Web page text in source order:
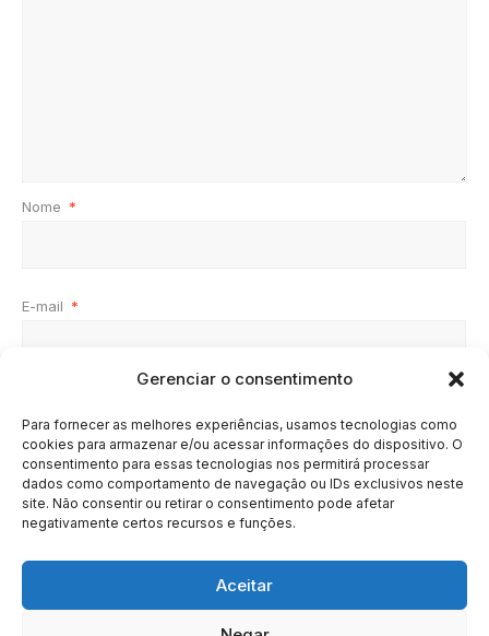
Gerenciar o consentimento
Para fornecer as melhores experiências, usamos tecnologias como
cookies para armazenar e/ou acessar informações do dispositivo. O
consentimento para essas tecnologias nos permitirá processar
dados como comportamento de navegação ou IDs exclusivos neste
site. Não consentir ou retirar o consentimento pode afetar
negativamente certos recursos e funções.
Aceitar
Nome *
E-mail *